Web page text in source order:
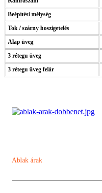
Beépítési mélység
Tok / szárny hoszigetelés
Alap üveg
3 rétegu üveg
3 rétegu üveg felár
Ablak árak